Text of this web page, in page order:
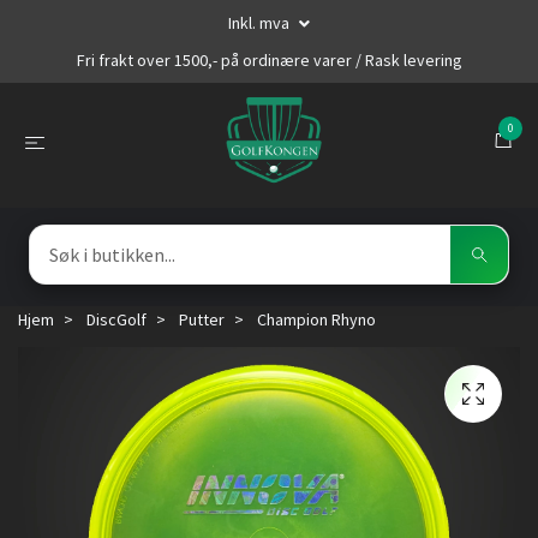
Inkl. mva
Fri frakt over 1500,- på ordinære varer / Rask levering
0
Hjem DiscGolf Putter Champion Rhyno